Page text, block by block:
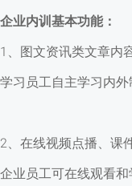
企业内训基本功能：
1、图文资讯类文章内
学习员工自主学习内外
2、在线视频点播、课
企业员工可在线观看